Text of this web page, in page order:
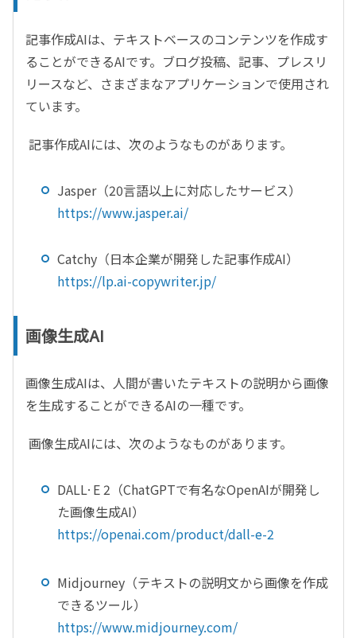
記事作成AIは、テキストベースのコンテンツを作成す
ることができるAIです。ブログ投稿、記事、プレスリ
リースなど、さまざまなアプリケーションで使用され
ています。
記事作成AIには、次のようなものがあります。
Jasper（20言語以上に対応したサービス）
https://www.jasper.ai/
Catchy （日本企業が開発した記事作成AI）
https://lp.ai-copywriter.jp/
画像生成AI
画像生成AIは、人間が書いたテキストの説明から画像
を生成することができるAIの一種です。
画像生成AIには、次のようなものがあります。
DALL·E 2 （ChatGPTで有名なOpenAIが開発し
た画像生成AI）
https://openai.com/product/dall-e-2
Midjourney （テキストの説明文から画像を作成
できるツール）
https://www.midjourney.com/